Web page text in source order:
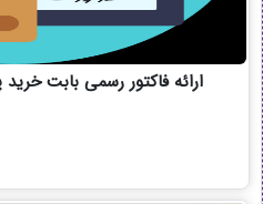
ارائه فاکتور رسمی بابت